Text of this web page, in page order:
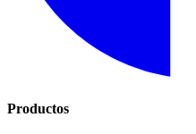
Productos